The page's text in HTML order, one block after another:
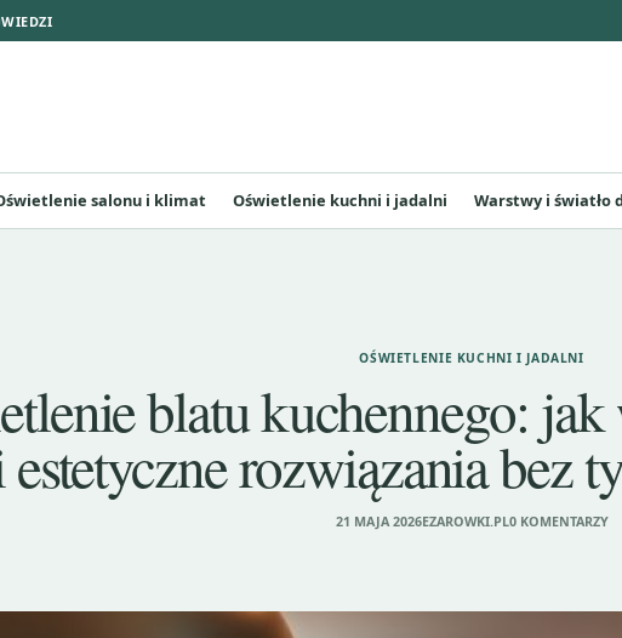
salonu i klimat Oświetlenie kuchni i jadalni Warstwy i światło
OŚWIETLENIE KUCHNI I JADALNI
blatu kuchennego:
rozwiązania bez
21 MAJA 2026EZAROWKI.PL0 KOMENTARZY